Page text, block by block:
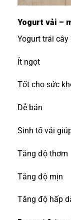
Yogurt vải –
Yogurt trái
Ít ngọt
Tốt cho sức
Dễ bán
Sinh tố vải
Tăng độ thơm
Tăng độ mịn
Tăng độ hấp